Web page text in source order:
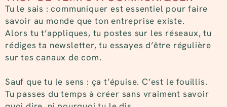
Tu le sais : communiquer est essentiel pour faire
savoir au monde que ton entreprise existe.
Alors tu t’appliques, tu postes sur les réseaux, tu
rédiges ta newsletter, tu essayes d’être régulière
sur tes canaux de com.
Sauf que tu le sens : ça t’épuise. C’est le fouillis.
Tu passes du temps à créer sans vraiment savoir